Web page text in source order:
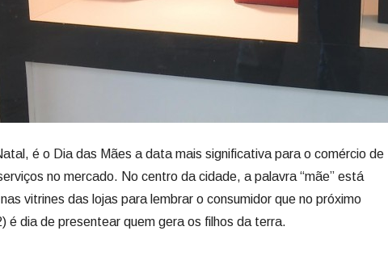
é o Dia das Mães a data mais significativa para o comércio de
no mercado. No centro da cidade, a palavra “mãe” está
vitrines das lojas para lembrar o consumidor que no próximo
é dia de presentear quem gera os filhos da terra.